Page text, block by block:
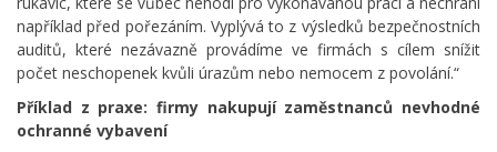
například před pořezáním. Vyplývá to z výsledků bezpečnostních
auditů, které nezávazně provádíme ve firmách s cílem snížit
počet neschopenek kvůli úrazům nebo nemocem z povolání.“
Příklad z praxe: firmy nakupují zaměstnanců nevhodné
ochranné vybavení